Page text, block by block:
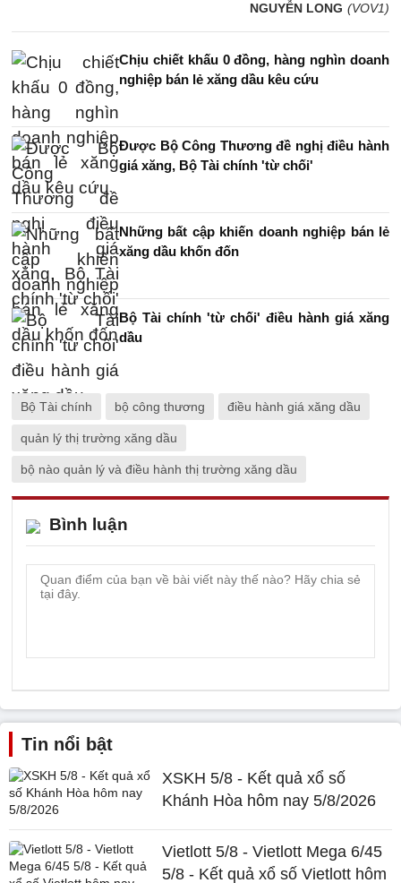
NGUYỄN LONG (VOV1)
Chịu chiết khấu 0 đồng, hàng nghìn doanh
nghiệp bán lẻ xăng dầu kêu cứu
Được Bộ Công Thương đề nghị điều hành
giá xăng, Bộ Tài chính 'từ chối'
Những bất cập khiến doanh nghiệp bán lẻ
xăng dầu khốn đốn
Bộ Tài chính 'từ chối' điều hành giá xăng
dầu
Bộ Tài chính bộ công thương điều hành giá xăng dầu
quản lý thị trường xăng dầu
bộ nào quản lý và điều hành thị trường xăng dầu
Bình luận
Tin nổi bật
XSKH 5/8 - Kết quả xổ số
Khánh Hòa hôm nay 5/8/2026
Vietlott 5/8 - Vietlott Mega 6/45
5/8 - Kết quả xổ số Vietlott hôm